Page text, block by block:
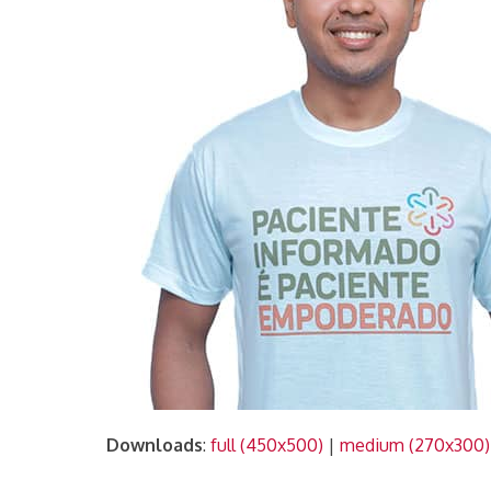
Downloads: full (450x500) | medium (270x300)